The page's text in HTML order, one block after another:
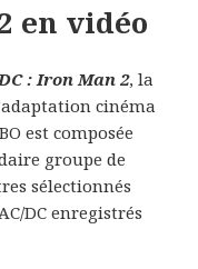
en vidéo
: Iron Man 2, la
cinéma
est composée
groupe de
sélectionnés
DC enregistrés